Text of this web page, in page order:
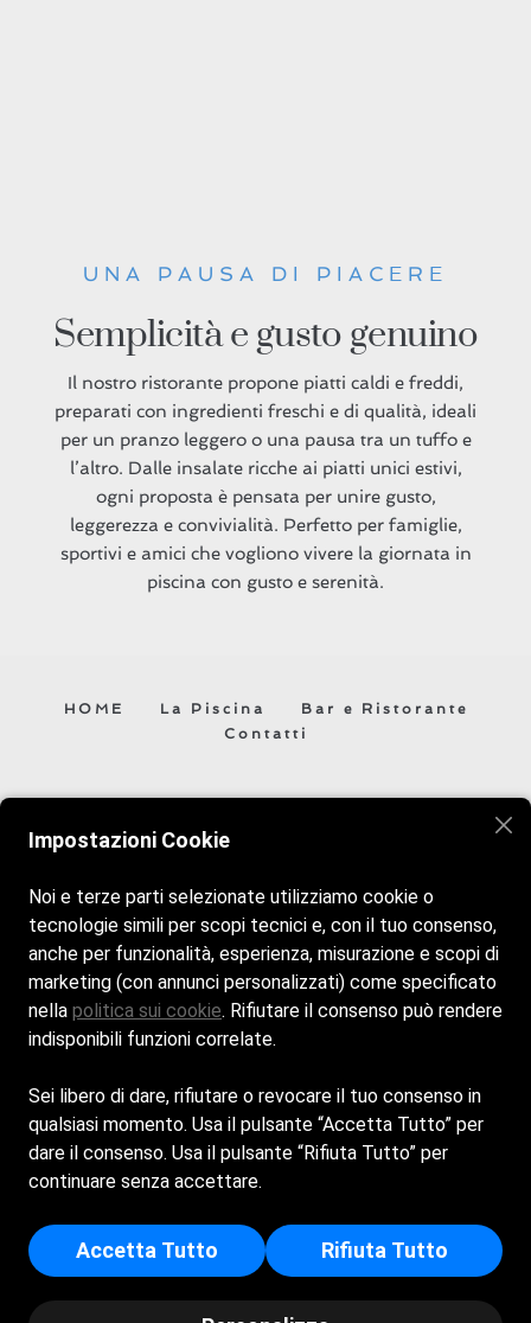
UNA PAUSA DI PIACERE
Semplicità e gusto genuino
Il nostro ristorante propone piatti caldi e freddi,
preparati con ingredienti freschi e di qualità, ideali
per un pranzo leggero o una pausa tra un tuffo e
l’altro. Dalle insalate ricche ai piatti unici estivi,
ogni proposta è pensata per unire gusto,
leggerezza e convivialità. Perfetto per famiglie,
sportivi e amici che vogliono vivere la giornata in
piscina con gusto e serenità.
HOME La Piscina
Bar e Ristorante
Contatti
Veniteci a trovare vi aspettiamo! Siamo aperti tutti i giorni
dalle 10:00 alle 19:00. Mentre il bar ristorante è aperto
Cookie Policy
Privacy Policy
PONTESTURA 46 - 15033 - CASALE MONFERRATO
(AL) - Iscritta al registro delle imprese di Alessandria -
Impostazioni Cookie
Noi e terze parti selezionate utilizziamo cookie o
tecnologie simili per scopi tecnici e, con il tuo consenso,
anche per funzionalità, esperienza, misurazione e scopi di
marketing (con annunci personalizzati) come specificato
nella politica sui cookie. Rifiutare il consenso può rendere
indisponibili funzioni correlate.
Sei libero di dare, rifiutare o revocare il tuo consenso in
qualsiasi momento. Usa il pulsante “Accetta Tutto” per
dare il consenso. Usa il pulsante “Rifiuta Tutto” per
continuare senza accettare.
Accetta Tutto Rifiuta Tutto